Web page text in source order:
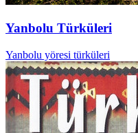
Yanbolu Türküleri
Yanbolu yöresi türküleri